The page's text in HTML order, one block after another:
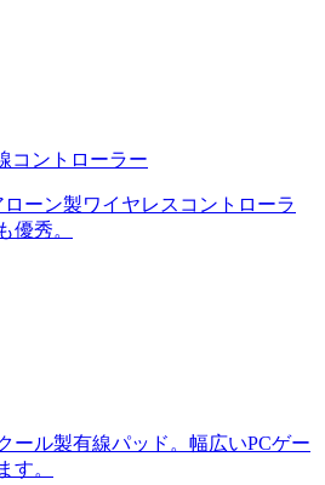
コントローラー
ーン製ワイヤレスコントローラ
優秀。
ール製有線パッド。幅広いPCゲー
す。